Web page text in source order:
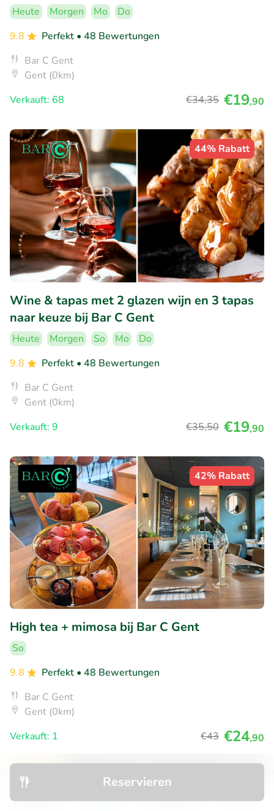
Reservieren
Heute Morgen Mo
Do
9.8
Perfekt • 48 Bewertungen
Bar C Gent
Gent (0km)
Verkauft: 68
€34,35 €19,90
44% Rabatt
Wine & tapas met 2 glazen wijn en 3 tapas
naar keuze bij Bar C Gent
Heute Morgen So Mo
Do
9.8
Perfekt • 48 Bewertungen
Bar C Gent
Gent (0km)
Verkauft: 9
€35,50 €19,90
42% Rabatt
High tea + mimosa bij Bar C Gent
So
9.8
Perfekt • 48 Bewertungen
Bar C Gent
Gent (0km)
Verkauft: 1
€43 €24,90